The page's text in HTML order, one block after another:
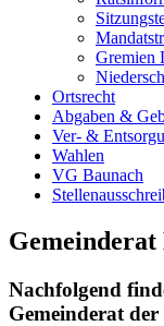
Gremien
Ortsrecht
Abgaben &
Ver- &
Wahlen
VG Baunach
Gemeinderat
Nachfolgend
Gemeinderat